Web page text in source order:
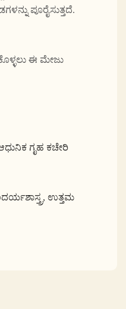
ಪೂರೈಸುತ್ತದೆ.
ಈ ಮೇಜು
ಗೃಹ ಕಚೇರಿ
ಉತ್ತಮ